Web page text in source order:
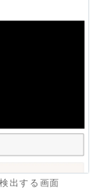
出する画面